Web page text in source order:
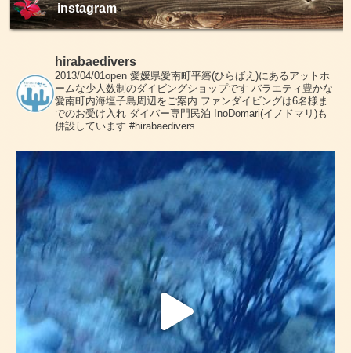
instagram
hirabaedivers
2013/04/01open 愛媛県愛南町平碆(ひらばえ)にあるアットホ
ームな少人数制のダイビングショップです バラエティ豊かな
愛南町内海塩子島周辺をご案内 ファンダイビングは6名様ま
でのお受け入れ ダイバー専門民泊 InoDomari(イノドマリ)も
併設しています #hirabaedivers